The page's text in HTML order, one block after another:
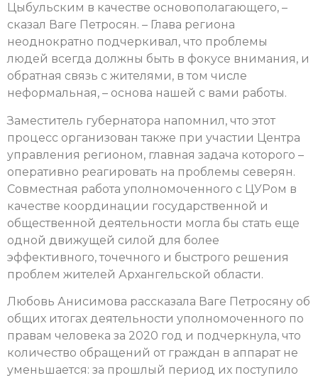
Цыбульским в качестве основополагающего, –
сказал Ваге Петросян. – Глава региона
неоднократно подчеркивал, что проблемы
людей всегда должны быть в фокусе внимания, и
обратная связь с жителями, в том числе
неформальная, – основа нашей с вами работы.
Заместитель губернатора напомнил, что этот
процесс организован также при участии Центра
управления регионом, главная задача которого –
оперативно реагировать на проблемы северян.
Совместная работа уполномоченного с ЦУРом в
качестве координации государственной и
общественной деятельности могла бы стать еще
одной движущей силой для более
эффективного, точечного и быстрого решения
проблем жителей Архангельской области.
Любовь Анисимова рассказала Ваге Петросяну об
общих итогах деятельности уполномоченного по
правам человека за 2020 год и подчеркнула, что
количество обращений от граждан в аппарат не
уменьшается: за прошлый период их поступило